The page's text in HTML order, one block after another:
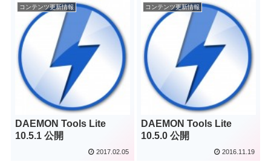
コンテンツ更新情報
DAEMON Tools Lite
10.5.1 公開
2017.02.05
コンテンツ更新情報
DAEMON Tools Lite
10.5.0 公開
2016.11.19